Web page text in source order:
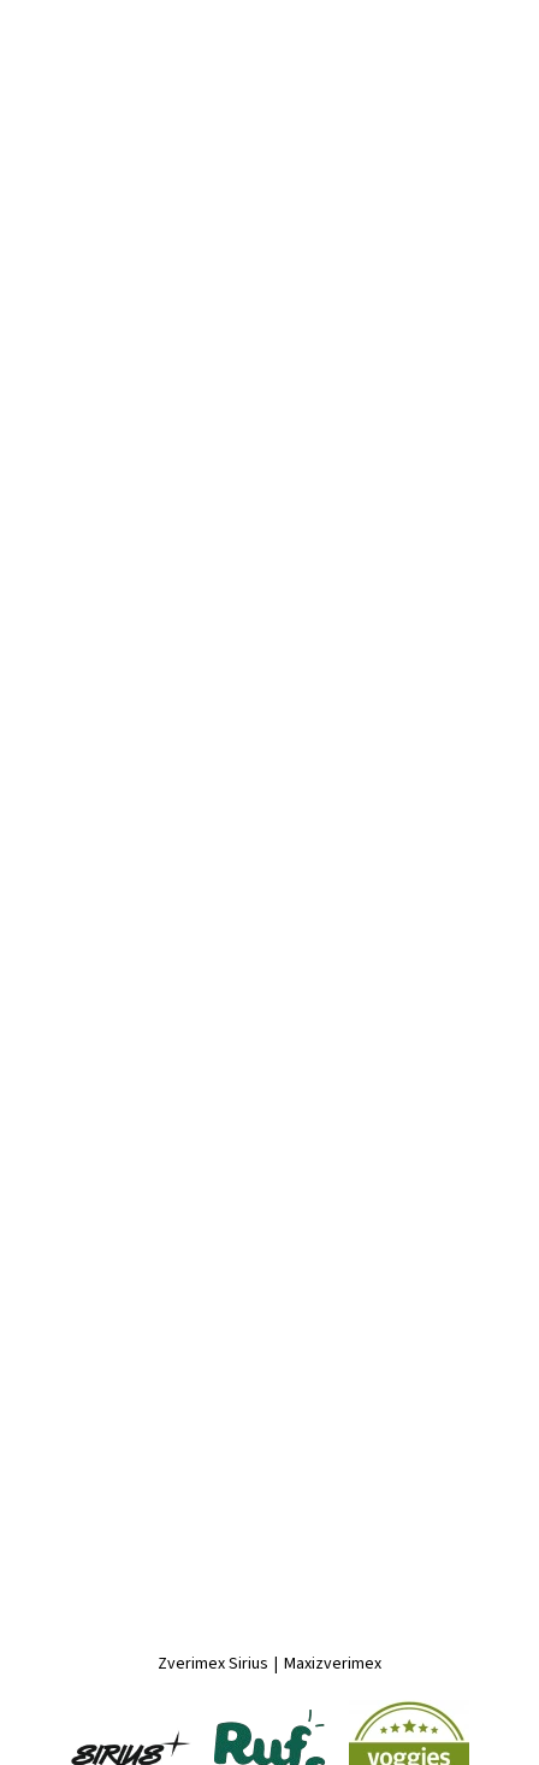
Zverimex Sirius | Maxizverimex